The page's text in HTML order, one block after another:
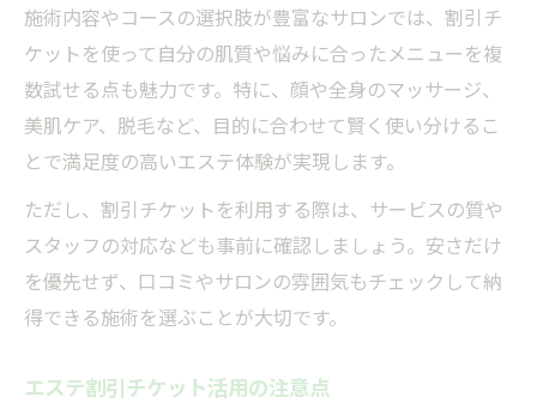
施術内容やコースの選択肢が豊富なサロンでは、割引チ
ケットを使って自分の肌質や悩みに合ったメニューを複
数試せる点も魅力です。特に、顔や全身のマッサージ、
美肌ケア、脱毛など、目的に合わせて賢く使い分けるこ
とで満足度の高いエステ体験が実現します。
ただし、割引チケットを利用する際は、サービスの質や
スタッフの対応なども事前に確認しましょう。安さだけ
を優先せず、口コミやサロンの雰囲気もチェックして納
得できる施術を選ぶことが大切です。
エステ割引チケット活用の注意点